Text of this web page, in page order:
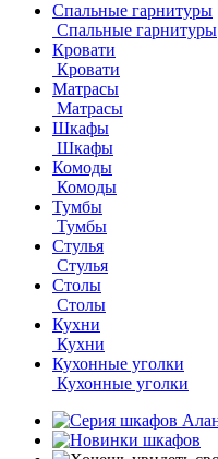
Спальные гарнитуры
Спальные гарнитуры
Кровати
Кровати
Матрасы
Матрасы
Шкафы
Шкафы
Комоды
Комоды
Тумбы
Тумбы
Стулья
Стулья
Столы
Столы
Кухни
Кухни
Кухонные уголки
Кухонные уголки